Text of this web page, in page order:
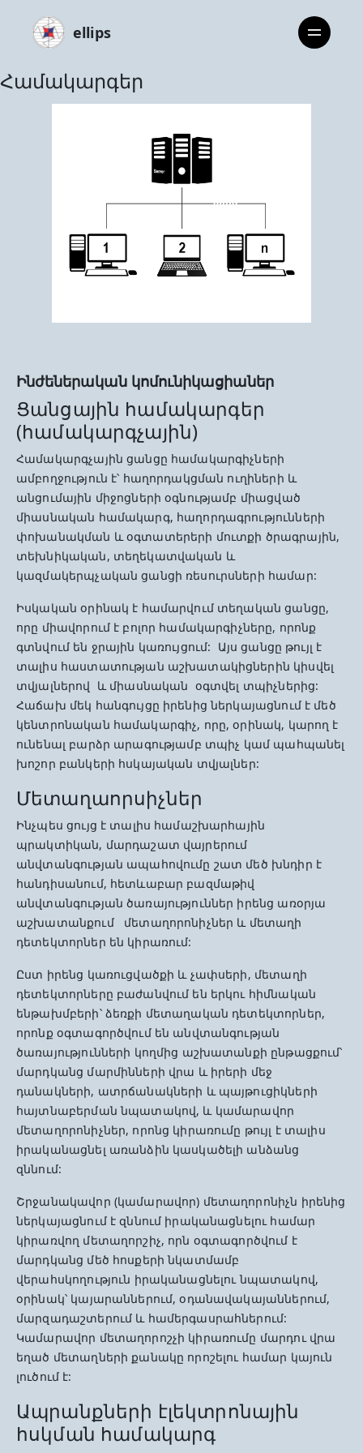
ellips
Համակարգեր
Ինժեներական կոմունիկացիաներ
Ցանցային համակարգեր
(համակարգչային)
Համակարգչային ցանցը համակարգիչների
ամբողջություն է՝ հաղորդակցման ուղիների և
անցումային միջոցների օգնությամբ միացված
միասնական համակարգ, հաղորդագրությունների
փոխանակման և օգտատերերի մուտքի ծրագրային,
տեխնիկական, տեղեկատվական և
կազմակերպչական ցանցի ռեսուրսների համար:
Իսկական օրինակ է համարվում տեղական ցանցը,
որը միավորում է բոլոր համակարգիչները, որոնք
գտնվում են ջրային կառույցում: Այս ցանցը թույլ է
տալիս հաստատության աշխատակիցներին կիսվել
տվյալներով և միասնական օգտվել տպիչներից:
Հաճախ մեկ հանգույցը իրենից ներկայացնում է մեծ
կենտրոնական համակարգիչ, որը, օրինակ, կարող է
ունենալ բարձր արագությամբ տպիչ կամ պահպանել
խոշոր բանկերի հսկայական տվյալներ:
Մետաղաորսիչներ
Ինչպես ցույց է տալիս համաշխարհային
պրակտիկան, մարդաշատ վայրերում
անվտանգության ապահովումը շատ մեծ խնդիր է
հանդիսանում, հետևաբար բազմաթիվ
անվտանգության ծառայություններ իրենց առօրյա
աշխատանքում մետաղորոնիչներ և մետաղի
դետեկտորներ են կիրառում:
Ըստ իրենց կառուցվածքի և չափսերի, մետաղի
դետեկտորները բաժանվում են երկու հիմնական
ենթախմբերի՝ ձեռքի մետաղական դետեկտորներ,
որոնք օգտագործվում են անվտանգության
ծառայությունների կողմից աշխատանքի ընթացքում՝
մարդկանց մարմինների վրա և իրերի մեջ
դանակների, ատրճանակների և պայթուցիկների
հայտնաբերման նպատակով, և կամարավոր
մետաղորոնիչներ, որոնց կիրառումը թույլ է տալիս
իրականացնել առանձին կասկածելի անձանց
զննում:
Շրջանակավոր (կամարավոր) մետաղորոնիչն իրենից
ներկայացնում է զննում իրականացնելու համար
կիրառվող մետաղորշիչ, որն օգտագործվում է
մարդկանց մեծ հոսքերի նկատմամբ
վերահսկողություն իրականացնելու նպատակով,
օրինակ՝ կայարաններում, օդանավակայաններում,
մարզադաշտերում և համերգասրահներում:
Կամարավոր մետաղորոշչի կիրառումը մարդու վրա
եղած մետաղների քանակը որոշելու համար կայուն
լուծում է:
Ապրանքների էլեկտրոնային
հսկման համակարգ